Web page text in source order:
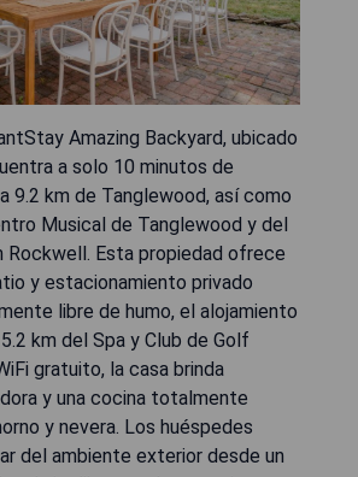
Amazing Backyard, ubicado
a solo 10 minutos de
9.2 km de Tanglewood, así como
Musical de Tanglewood y del
Rockwell. Esta propiedad ofrece
y estacionamiento privado
libre de humo, el alojamiento
km del Spa y Club de Golf
gratuito, la casa brinda
y una cocina totalmente
y nevera. Los huéspedes
del ambiente exterior desde un